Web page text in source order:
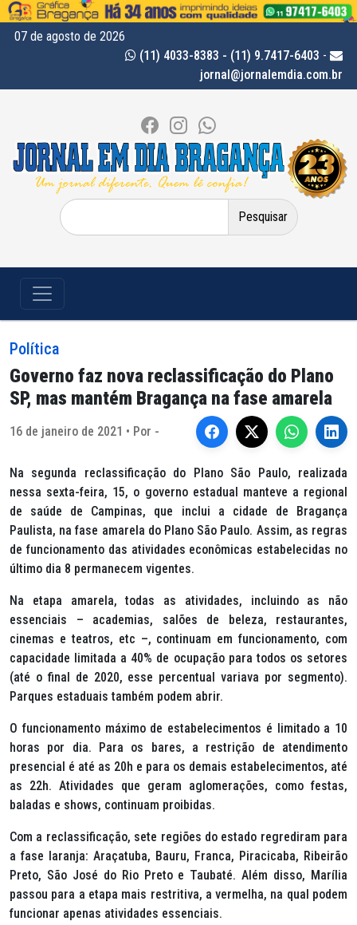
07 de agosto de 2026
(11) 4033-8383 - (11) 9.7417-6403 -
jornal@jornalemdia.com.br
Pesquisar
por:
Política
Governo faz nova reclassificação do Plano
SP, mas mantém Bragança na fase amarela
16 de janeiro de 2021 • Por -
Na segunda reclassificação do Plano São Paulo, realizada
nessa sexta-feira, 15, o governo estadual manteve a regional
de saúde de Campinas, que inclui a cidade de Bragança
Paulista, na fase amarela do Plano São Paulo. Assim, as regras
de funcionamento das atividades econômicas estabelecidas no
último dia 8 permanecem vigentes.
Na etapa amarela, todas as atividades, incluindo as não
essenciais – academias, salões de beleza, restaurantes,
cinemas e teatros, etc –, continuam em funcionamento, com
capacidade limitada a 40% de ocupação para todos os setores
(até o final de 2020, esse percentual variava por segmento).
Parques estaduais também podem abrir.
O funcionamento máximo de estabelecimentos é limitado a 10
horas por dia. Para os bares, a restrição de atendimento
presencial é até as 20h e para os demais estabelecimentos, até
as 22h. Atividades que geram aglomerações, como festas,
baladas e shows, continuam proibidas.
Com a reclassificação, sete regiões do estado regrediram para
a fase laranja: Araçatuba, Bauru, Franca, Piracicaba, Ribeirão
Preto, São José do Rio Preto e Taubaté. Além disso, Marília
passou para a etapa mais restritiva, a vermelha, na qual podem
funcionar apenas atividades essenciais.